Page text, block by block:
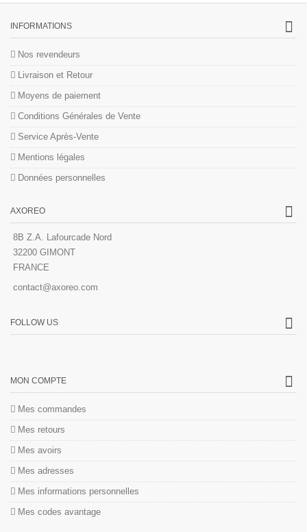
INFORMATIONS
Nos revendeurs
Livraison et Retour
Moyens de paiement
Conditions Générales de Vente
Service Après-Vente
Mentions légales
Données personnelles
AXOREO
8B Z.A. Lafourcade Nord
32200 GIMONT
FRANCE
contact@axoreo.com
FOLLOW US
MON COMPTE
Mes commandes
Mes retours
Mes avoirs
Mes adresses
Mes informations personnelles
Mes codes avantage